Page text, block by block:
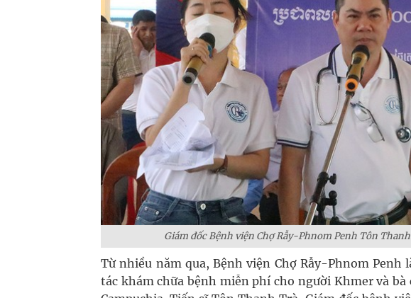
Giám đốc Bệnh viện Chợ Rẫy-Phnom Penh Tôn
Từ nhiều năm qua, Bệnh viện Chợ Rẫy-Phnom
tác khám chữa bệnh miễn phí cho người Khmer và